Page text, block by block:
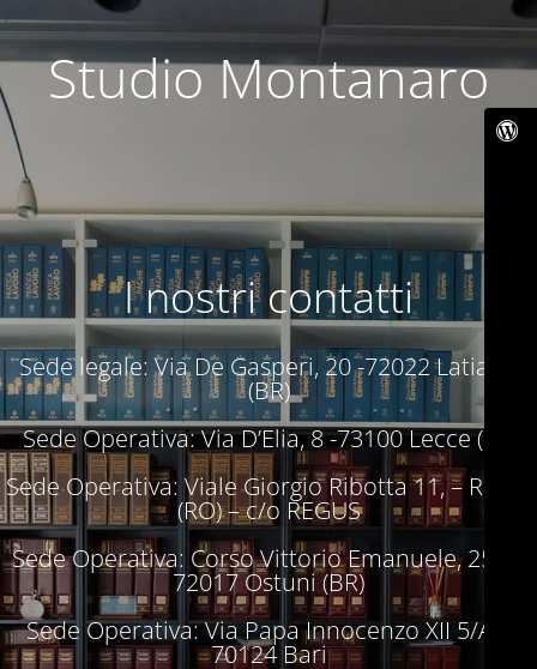
Studio Montanaro
I nostri contatti
Sede legale: Via De Gasperi, 20 -72022 Latiano
(BR)
Sede Operativa: Via D’Elia, 8 -73100 Lecce (LE)
Sede Operativa: Viale Giorgio Ribotta 11, – Roma
(RO) – c/o REGUS
Sede Operativa: Corso Vittorio Emanuele, 250 –
72017 Ostuni (BR)
Sede Operativa: Via Papa Innocenzo XII 5/A –
70124 Bari